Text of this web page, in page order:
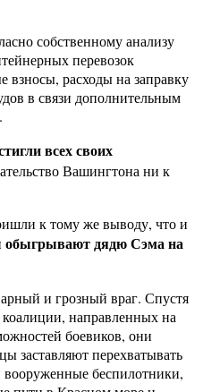
собственному анализу
перевозок
взносы, расходы на заправку
в связи дополнительным
всех своих
Вашингтона ни к
к тому же выводу, что и
обыгрывают дядю Сэма на
и грозный враг. Спустя
коалиции, направленных на
боевиков, они
заставляют перехватывать
вооруженные беспилотники,